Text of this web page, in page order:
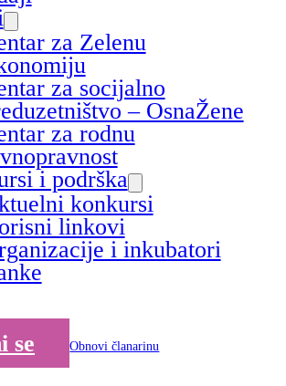
za Zelenu
za socijalno
– OsnaŽene
za rodnu
i podrška
konkursi
linkovi
i inkubatori
se
Obnovi članarinu